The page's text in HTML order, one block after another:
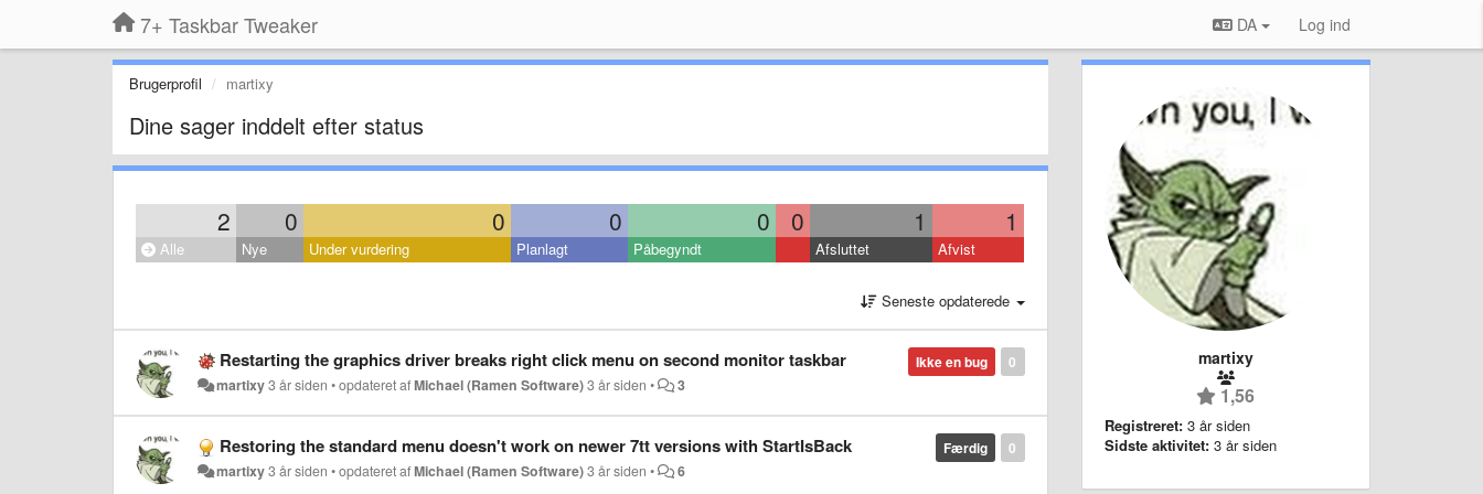
7+ Taskbar Tweaker DA Log ind
Brugerprofil martixy
Dine sager inddelt efter status
2 0 0 0 0 0 1 1
Alle Nye Under vurdering Planlagt Påbegyndt Afsluttet Afvist
Seneste opdaterede
0
Ikke en bug
Restarting the graphics driver breaks right click menu on second monitor taskbar
martixy3 år siden •opdateret afMichael (Ramen Software)3 år siden • 3
0
Færdig
Restoring the standard menu doesn't work on newer 7tt versions with StartIsBack
martixy3 år siden •opdateret afMichael (Ramen Software)3 år siden • 6
martixy
1,56
Registreret: 3 år siden
Sidste aktivitet: 3 år siden